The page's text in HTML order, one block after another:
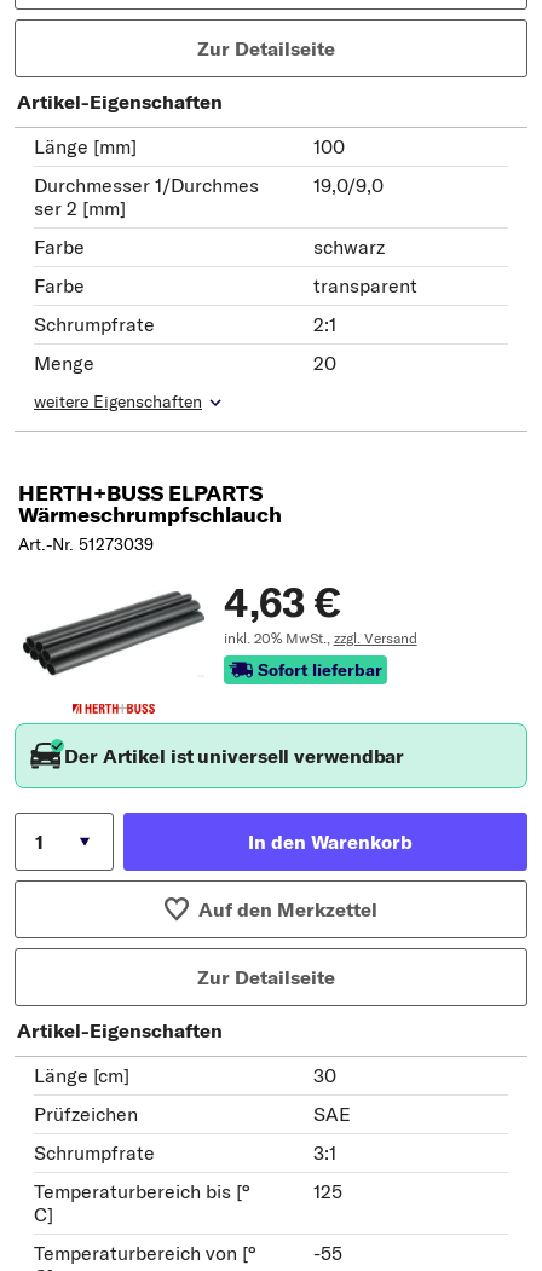
Zur Detailseite
Artikel-Eigenschaften
Länge [mm]
100
Durchmesser 1/Durchmes
ser 2 [mm]
19,0/9,0
Farbe
schwarz
Farbe
transparent
Schrumpfrate
2:1
Menge
20
weitere Eigenschaften
HERTH+BUSS ELPARTS
Wärmeschrumpfschlauch
Art.-Nr. 51273039
4,63 €
inkl. 20% MwSt., zzgl. Versand
Sofort lieferbar
Der Artikel ist universell verwendbar
In den Warenkorb
Auf den Merkzettel
Zur Detailseite
Artikel-Eigenschaften
Länge [cm]
30
Prüfzeichen
SAE
Schrumpfrate
3:1
Temperaturbereich bis [°
C]
125
Temperaturbereich von [°
-55